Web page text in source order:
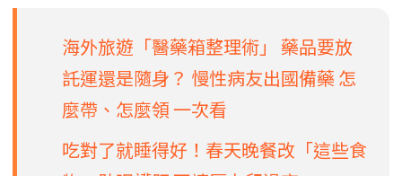
海外旅遊「醫藥箱整理術」 藥品要放
託運還是隨身？ 慢性病友出國備藥 怎
麼帶、怎麼領 一次看
吃對了就睡得好！春天晚餐改「這些食